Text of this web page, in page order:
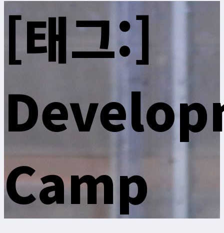
[태그:]
Camp